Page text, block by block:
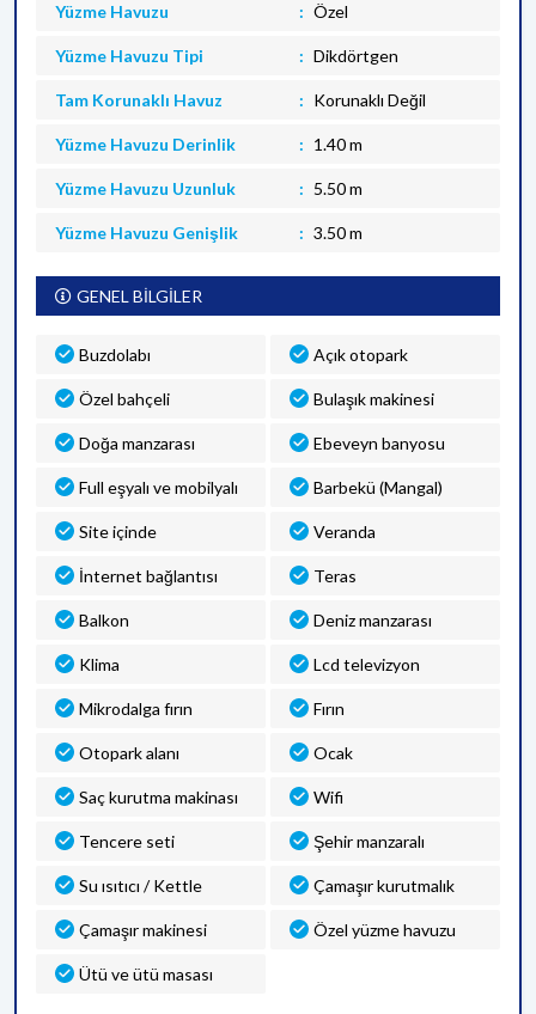
Yüzme Havuzu Özel
Yüzme Havuzu Tipi Dikdörtgen
Tam Korunaklı Havuz Korunaklı Değil
Yüzme Havuzu Derinlik 1.40 m
Yüzme Havuzu Uzunluk 5.50 m
Yüzme Havuzu Genişlik 3.50 m
GENEL BİLGİLER
Buzdolabı Açık otopark
Özel bahçeli Bulaşık makinesi
Doğa manzarası Ebeveyn banyosu
Full eşyalı ve mobilyalı Barbekü (Mangal)
Site içinde Veranda
İnternet bağlantısı Teras
Balkon Deniz manzarası
Klima Lcd televizyon
Mikrodalga fırın Fırın
Otopark alanı Ocak
Saç kurutma makinası Wifi
Tencere seti Şehir manzaralı
Su ısıtıcı / Kettle Çamaşır kurutmalık
Çamaşır makinesi Özel yüzme havuzu
Ütü ve ütü masası